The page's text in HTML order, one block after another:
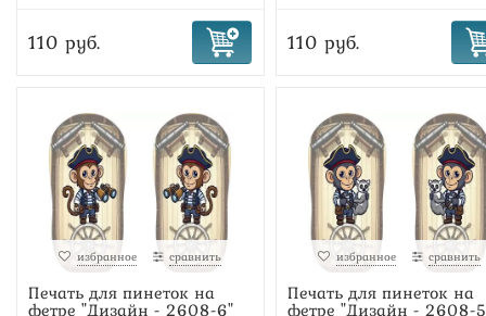
110 руб. 110 руб.
избранное сравнить
Печать для пинеток на
фетре "Дизайн - 2608-6"
избранное сравнить
Печать для пинеток на
фетре "Дизайн - 2608-